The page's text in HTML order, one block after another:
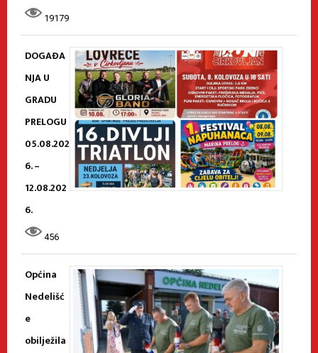
19179
DOGAĐA
NJA U
GRADU
PRELOGU
05.08.202
6. –
12.08.202
6.
456
Općina
Nedelišć
e
obilježila